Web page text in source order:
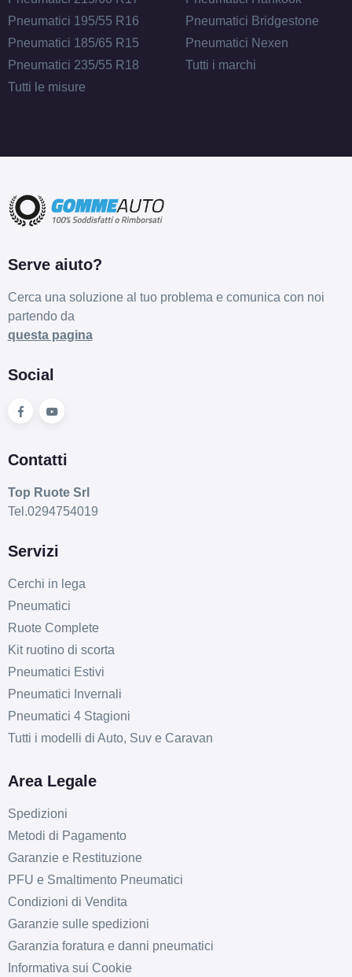
Pneumatici 195/55 R16
Pneumatici 185/65 R15
Pneumatici 235/55 R18
Tutti le misure
Pneumatici Bridgestone
Pneumatici Nexen
Tutti i marchi
Serve aiuto?
Cerca una soluzione al tuo problema e comunica con noi
partendo da
questa pagina
Social
Contatti
Top Ruote Srl
Tel.0294754019
Servizi
Cerchi in lega
Pneumatici
Ruote Complete
Kit ruotino di scorta
Pneumatici Estivi
Pneumatici Invernali
Pneumatici 4 Stagioni
Tutti i modelli di Auto, Suv e Caravan
Area Legale
Spedizioni
Metodi di Pagamento
Garanzie e Restituzione
PFU e Smaltimento Pneumatici
Condizioni di Vendita
Garanzie sulle spedizioni
Garanzia foratura e danni pneumatici
Informativa sui Cookie